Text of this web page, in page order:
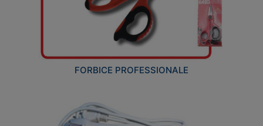
FORBICE PROFESSIONALE